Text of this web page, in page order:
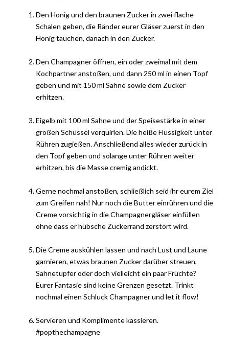
Den Honig und den braunen Zucker in zwei flache
Schalen geben, die Ränder eurer Gläser zuerst in den
Honig tauchen, danach in den Zucker.
Den Champagner öffnen, ein oder zweimal mit dem
Kochpartner anstoßen, und dann 250 ml in einen Topf
geben und mit 150 ml Sahne sowie dem Zucker
erhitzen.
Eigelb mit 100 ml Sahne und der Speisestärke in einer
großen Schüssel verquirlen. Die heiße Flüssigkeit unter
Rühren zugießen. Anschließend alles wieder zurück in
den Topf geben und solange unter Rühren weiter
erhitzen, bis die Masse cremig andickt.
Gerne nochmal anstoßen, schließlich seid ihr eurem Ziel
zum Greifen nah! Nur noch die Butter einrühren und die
Creme vorsichtig in die Champagnergläser einfüllen
ohne dass er hübsche Zuckerrand zerstört wird.
Die Creme auskühlen lassen und nach Lust und Laune
garnieren, etwas braunen Zucker darüber streuen,
Sahnetupfer oder doch vielleicht ein paar Früchte?
Eurer Fantasie sind keine Grenzen gesetzt. Trinkt
nochmal einen Schluck Champagner und let it flow!
Servieren und Komplimente kassieren.
#popthechampagne